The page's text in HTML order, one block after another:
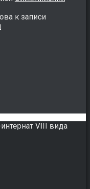
к записи
VIII вида